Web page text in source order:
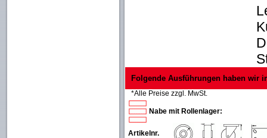
Folgende Ausführungen haben wir
*Alle Preise zzgl. MwSt.
Nabe mit Rollenlager:
Artikelnr.